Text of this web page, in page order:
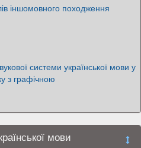
іншомовного походження
системи української мови у
з графічною
мови